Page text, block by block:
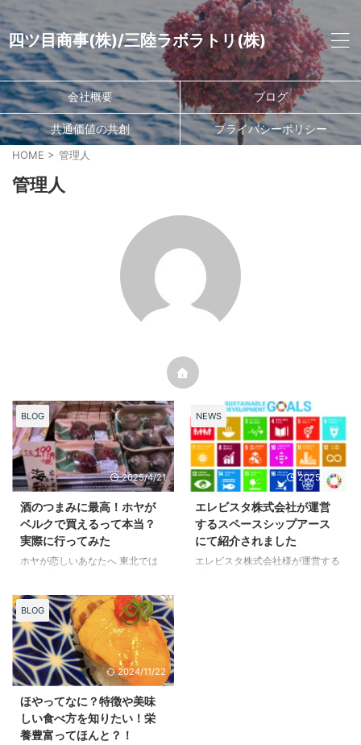
四ツ目商事(株)/三陸ラボラトリ(株)
会社概要 ブログ
共通価値の共創 プライバシーポリシー
HOME > 管理人
管理人
BLOG
2025/4/21
酒のつまみに最高！ホヤが
ベルクで買えるって本当？
実際に行ってみた
ホヤが恋しいあなたへ 東北では
いる場所では全然売ってない…。
関東でもホヤが食べたいなーなん
て思ったことありませんか？ お
酒好きにはたまらないホヤが、実
はスーパー「ベルク」で買えるん
です！ これは、ホヤ好きや東北
出身者にとってかなり嬉しいニュ
ースですよね。 ホヤがなかなか
買えない理由 ホヤは鮮度の落ち
が早く、全国どこでも売られてい
NEWS
2025/1/18
エレビスタ株式会社が運営
するスペースシップアース
にて紹介されました
エレビスタ株式会社様が運営する
BLOG
2024/11/22
ほやってなに？特徴や美味
しい食べ方を知りたい！栄
養豊富ってほんと？！